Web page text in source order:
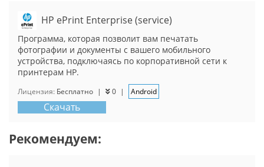
HP ePrint Enterprise (service)
Программа, которая позволит вам печатать
фотографии и документы с вашего мобильного
устройства, подключаясь по корпоративной сети к
принтерам HP.
Лицензия: Бесплатно | 0 | Android
Скачать
Рекомендуем: